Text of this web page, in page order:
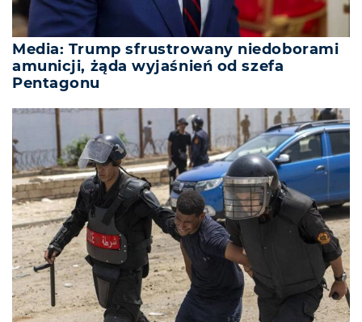
Media: Trump sfrustrowany niedoborami
amunicji, żąda wyjaśnień od szefa
Pentagonu